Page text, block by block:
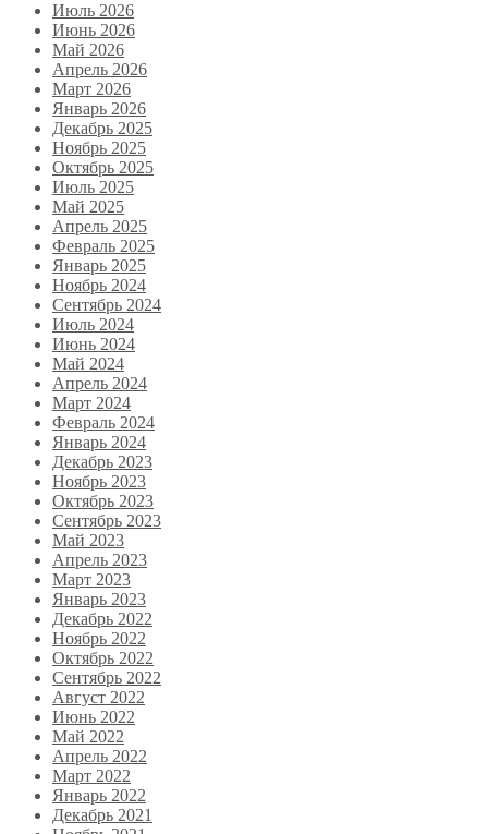
Июль 2026
Июнь 2026
Май 2026
Апрель 2026
Март 2026
Январь 2026
Декабрь 2025
Ноябрь 2025
Октябрь 2025
Июль 2025
Май 2025
Апрель 2025
Февраль 2025
Январь 2025
Ноябрь 2024
Сентябрь 2024
Июль 2024
Июнь 2024
Май 2024
Апрель 2024
Март 2024
Февраль 2024
Январь 2024
Декабрь 2023
Ноябрь 2023
Октябрь 2023
Сентябрь 2023
Май 2023
Апрель 2023
Март 2023
Январь 2023
Декабрь 2022
Ноябрь 2022
Октябрь 2022
Сентябрь 2022
Август 2022
Июнь 2022
Май 2022
Апрель 2022
Март 2022
Январь 2022
Декабрь 2021